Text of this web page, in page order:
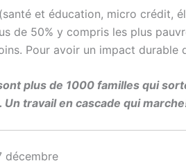
et éducation, micro crédit,
de 50% y compris les plus
Pour avoir un impact
plus de 1000 familles qui
travail en cascade qui
décembre